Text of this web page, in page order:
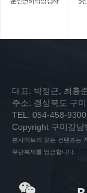
대표: 박정근, 최홍
주소: 경상북도 구
TEL: 054-458-
Copyright 구미강
본사이트의 모든 컨텐츠는
무단복제를 엄금합니다.